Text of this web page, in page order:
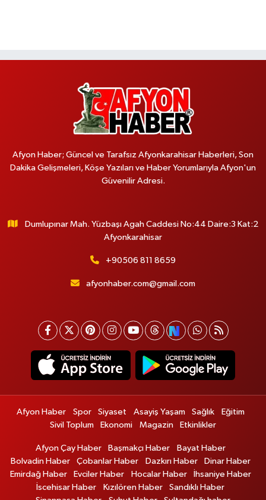
Afyon Haber; Güncel ve Tarafsız Afyonkarahisar Haberleri, Son
Dakika Gelişmeleri, Köşe Yazıları ve Haber Yorumlarıyla Afyon'un
Güvenilir Adresi.
Dumlupınar Mah. Yüzbaşı Agah Caddesi No:44 Daire:3 Kat:2
Afyonkarahisar
+90506 811 8659
afyonhaber.com@gmail.com
Afyon Haber Spor Siyaset Asayiş Yaşam Sağlık
Eğitim
Sivil Toplum
Ekonomi Magazin Etkinlikler
Afyon Çay Haber Başmakçı Haber
Bayat Haber
Bolvadin Haber
Çobanlar Haber Dazkırı Haber
Dinar Haber
Emirdağ Haber
Evciler Haber Hocalar Haber
İhsaniye Haber
İscehisar Haber
Kızılören Haber
Sandıklı Haber